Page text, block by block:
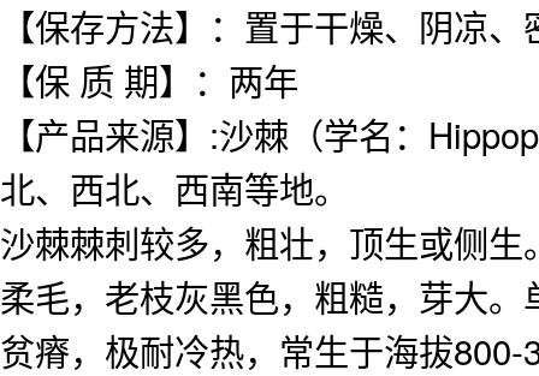
【保存方法】：置于干燥、阴凉
【保 质 期】：两年
【产品来源】:沙棘（学名：
北、西北、西南等地。
沙棘棘刺较多，粗壮，顶生或侧
柔毛，老枝灰黑色，粗糙，芽大
贫瘠，极耐冷热，常生于海拔